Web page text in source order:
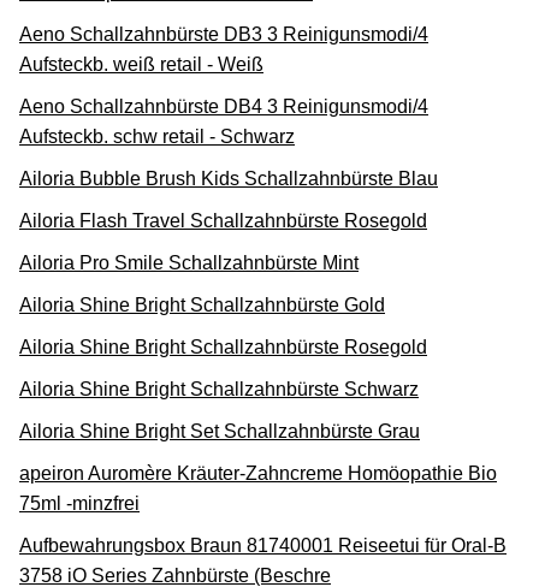
Aeno Schallzahnbürste DB3 3 Reinigunsmodi/4
Aufsteckb. weiß retail - Weiß
Aeno Schallzahnbürste DB4 3 Reinigunsmodi/4
Aufsteckb. schw retail - Schwarz
Ailoria Bubble Brush Kids Schallzahnbürste Blau
Ailoria Flash Travel Schallzahnbürste Rosegold
Ailoria Pro Smile Schallzahnbürste Mint
Ailoria Shine Bright Schallzahnbürste Gold
Ailoria Shine Bright Schallzahnbürste Rosegold
Ailoria Shine Bright Schallzahnbürste Schwarz
Ailoria Shine Bright Set Schallzahnbürste Grau
apeiron Auromère Kräuter-Zahncreme Homöopathie Bio
75ml -minzfrei
Aufbewahrungsbox Braun 81740001 Reiseetui für Oral-B
3758 iO Series Zahnbürste (Beschre